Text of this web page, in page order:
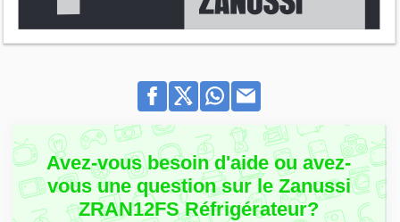
Avez-vous besoin d'aide ou avez-
vous une question sur le Zanussi
ZRAN12FS Réfrigérateur?